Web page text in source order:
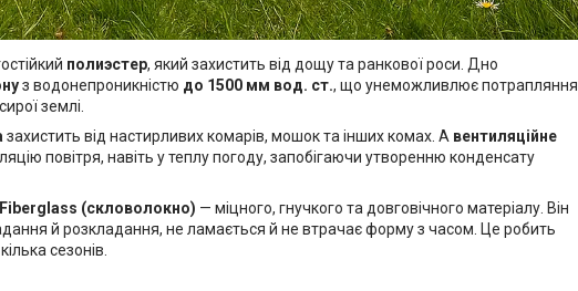
полиэстер, який захистить від дощу та ранкової роси. Дно
з водонепроникністю до 1500 мм вод. ст., що унеможливлює потрапляння
землі.
захистить від настирливих комарів, мошок та інших комах. А вентиляційне
повітря, навіть у теплу погоду, запобігаючи утворенню конденсату
Fiberglass (скловолокно) — міцного, гнучкого та довговічного матеріалу. Він
й розкладання, не ламається й не втрачає форму з часом. Це робить
сезонів.